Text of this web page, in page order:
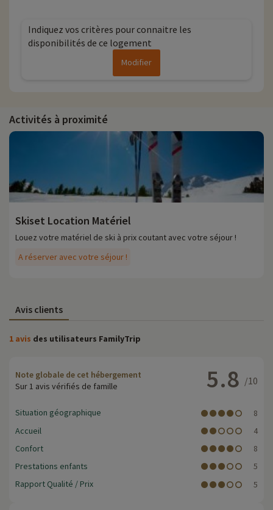
Indiquez vos critères pour connaitre les
disponibilités de ce logement
Modifier
Activités à proximité
Skiset Location Matériel
A réserver avec votre séjour !
Louez votre matériel de ski à prix coutant avec votre séjour !
Avis clients
1 avis des utilisateurs FamilyTrip
Note globale de cet hébergement
Sur 1 avis vérifiés de famille
5.8 /10
Situation géographique
8
Accueil
4
Confort
8
Prestations enfants
5
Rapport Qualité / Prix
5